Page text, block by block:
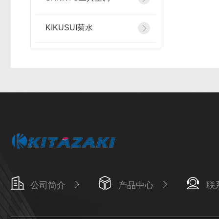
KIKUSUI菊水
公司简介 产品中心 联